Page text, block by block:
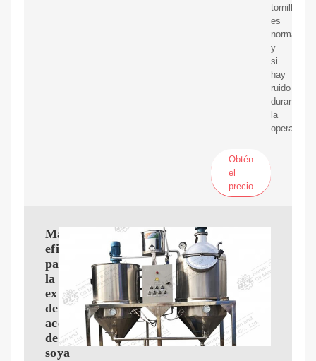
tornillo
es
normal
y
si
hay
ruido
durante
la
operación.
Obtén
el
precio
Maquinaria
eficiente
para
la
extracción
de
aceite
de
soya